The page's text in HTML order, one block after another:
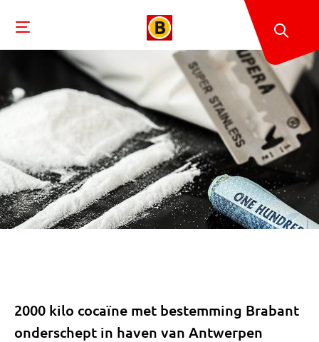
2000 kilo cocaïne met bestemming Brabant
onderschept in haven van Antwerpen